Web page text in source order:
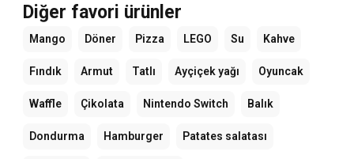
Diğer favori ürünler
Mango Döner Pizza LEGO Su Kahve
Fındık Armut Tatlı Ayçiçek yağı Oyuncak
Waffle Çikolata Nintendo Switch Balık
Dondurma Hamburger Patates salatası